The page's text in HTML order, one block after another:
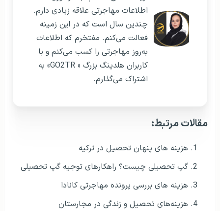
اطلاعات مهاجرتی علاقه زیادی دارم.
چندین سال است که در این زمینه
فعالت می‌کنم. مفتخرم که اطلاعات
به‌روز مهاجرتی را کسب می‌کنم و با
کاربران هلدینگ بزرگ « GO2TR» به
اشتراک می‌گذارم.
مقالات مرتبط:
هزینه های پنهان تحصیل در ترکیه
گپ تحصیلی چیست؟ راهکارهای توجیه گپ تحصیلی
هزینه های بررسی پرونده مهاجرتی کانادا
هزینه‌های تحصیل و زندگی در مجارستان